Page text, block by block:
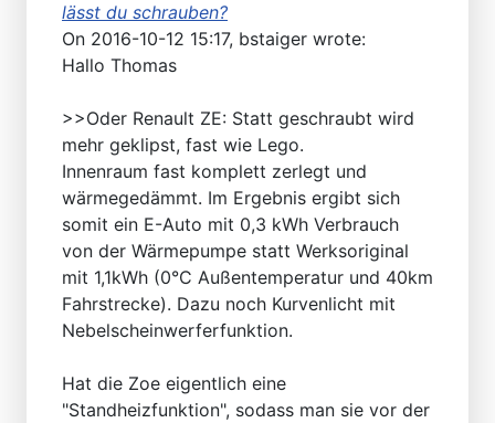
lässt du schrauben?
On 2016-10-12 15:17, bstaiger wrote:
Hallo Thomas
>>Oder Renault ZE: Statt geschraubt wird
mehr geklipst, fast wie Lego.
Innenraum fast komplett zerlegt und
wärmegedämmt. Im Ergebnis ergibt sich
somit ein E-Auto mit 0,3 kWh Verbrauch
von der Wärmepumpe statt Werksoriginal
mit 1,1kWh (0°C Außentemperatur und 40km
Fahrstrecke). Dazu noch Kurvenlicht mit
Nebelscheinwerferfunktion.
Hat die Zoe eigentlich eine
"Standheizfunktion", sodass man sie vor der